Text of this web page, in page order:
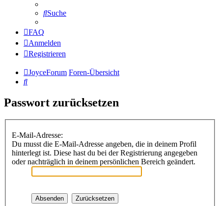
Suche
FAQ
Anmelden
Registrieren
JoyceForum Foren-Übersicht
Suche
Passwort zurücksetzen
E-Mail-Adresse:
Du musst die E-Mail-Adresse angeben, die in deinem Profil
hinterlegt ist. Diese hast du bei der Registrierung angegeben
oder nachträglich in deinem persönlichen Bereich geändert.